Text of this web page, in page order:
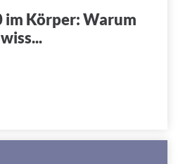
im Körper: Warum